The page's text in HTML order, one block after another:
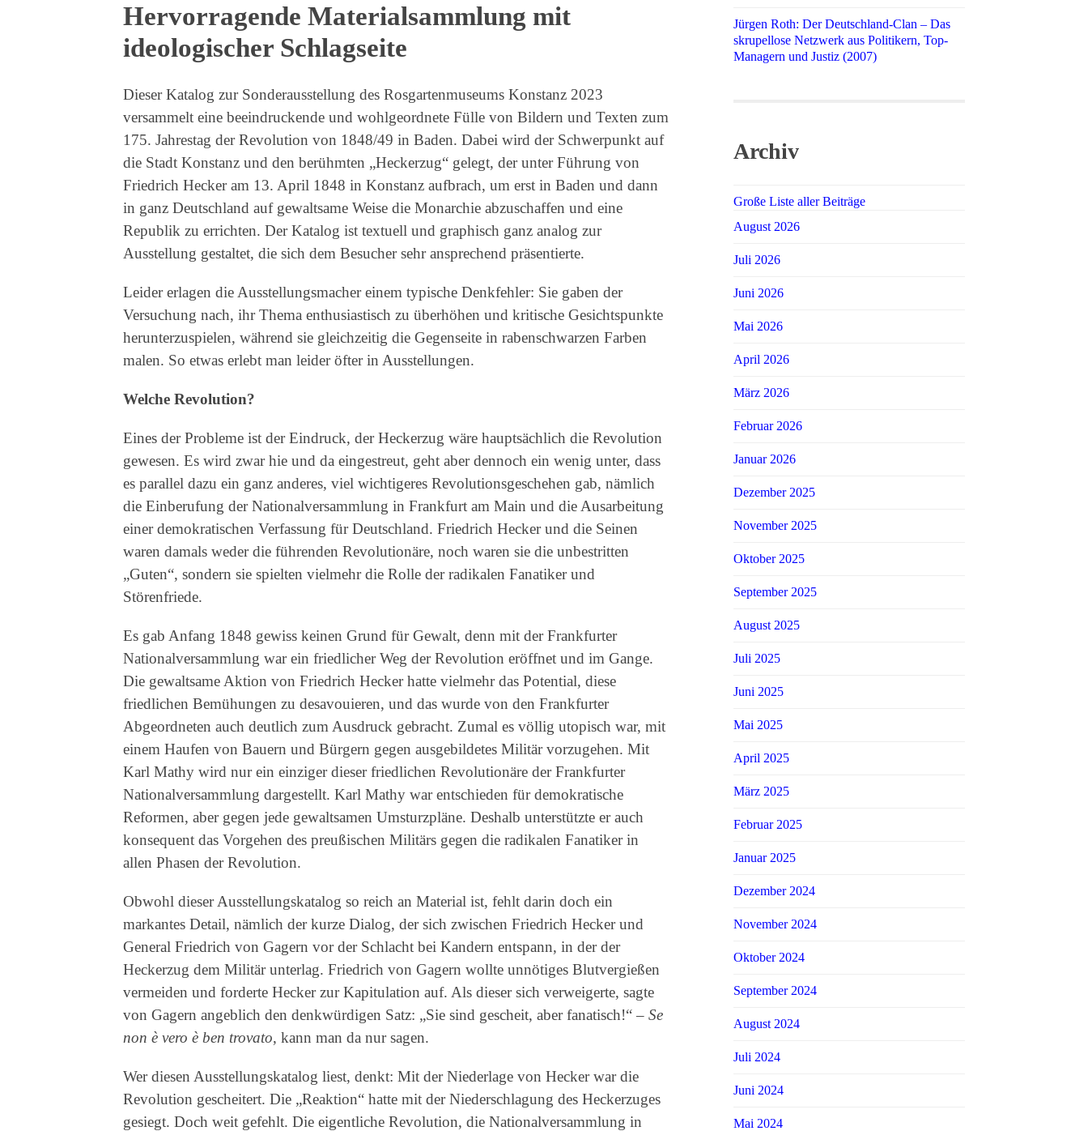
Hervorragende Materialsammlung mit
ideologischer Schlagseite
Dieser Katalog zur Sonderausstellung des Rosgartenmuseums Konstanz 2023
versammelt eine beeindruckende und wohlgeordnete Fülle von Bildern und Texten zum
175. Jahrestag der Revolution von 1848/49 in Baden. Dabei wird der Schwerpunkt auf
die Stadt Konstanz und den berühmten „Heckerzug“ gelegt, der unter Führung von
Friedrich Hecker am 13. April 1848 in Konstanz aufbrach, um erst in Baden und dann
in ganz Deutschland auf gewaltsame Weise die Monarchie abzuschaffen und eine
Republik zu errichten. Der Katalog ist textuell und graphisch ganz analog zur
Ausstellung gestaltet, die sich dem Besucher sehr ansprechend präsentierte.
Leider erlagen die Ausstellungsmacher einem typische Denkfehler: Sie gaben der
Versuchung nach, ihr Thema enthusiastisch zu überhöhen und kritische Gesichtspunkte
herunterzuspielen, während sie gleichzeitig die Gegenseite in rabenschwarzen Farben
malen. So etwas erlebt man leider öfter in Ausstellungen.
Welche Revolution?
Eines der Probleme ist der Eindruck, der Heckerzug wäre hauptsächlich die Revolution
gewesen. Es wird zwar hie und da eingestreut, geht aber dennoch ein wenig unter, dass
es parallel dazu ein ganz anderes, viel wichtigeres Revolutionsgeschehen gab, nämlich
die Einberufung der Nationalversammlung in Frankfurt am Main und die Ausarbeitung
einer demokratischen Verfassung für Deutschland. Friedrich Hecker und die Seinen
waren damals weder die führenden Revolutionäre, noch waren sie die unbestritten
„Guten“, sondern sie spielten vielmehr die Rolle der radikalen Fanatiker und
Störenfriede.
Es gab Anfang 1848 gewiss keinen Grund für Gewalt, denn mit der Frankfurter
Nationalversammlung war ein friedlicher Weg der Revolution eröffnet und im Gange.
Die gewaltsame Aktion von Friedrich Hecker hatte vielmehr das Potential, diese
friedlichen Bemühungen zu desavouieren, und das wurde von den Frankfurter
Abgeordneten auch deutlich zum Ausdruck gebracht. Zumal es völlig utopisch war, mit
einem Haufen von Bauern und Bürgern gegen ausgebildetes Militär vorzugehen. Mit
Karl Mathy wird nur ein einziger dieser friedlichen Revolutionäre der Frankfurter
Nationalversammlung dargestellt. Karl Mathy war entschieden für demokratische
Reformen, aber gegen jede gewaltsamen Umsturzpläne. Deshalb unterstützte er auch
konsequent das Vorgehen des preußischen Militärs gegen die radikalen Fanatiker in
allen Phasen der Revolution.
Obwohl dieser Ausstellungskatalog so reich an Material ist, fehlt darin doch ein
markantes Detail, nämlich der kurze Dialog, der sich zwischen Friedrich Hecker und
General Friedrich von Gagern vor der Schlacht bei Kandern entspann, in der der
Heckerzug dem Militär unterlag. Friedrich von Gagern wollte unnötiges Blutvergießen
vermeiden und forderte Hecker zur Kapitulation auf. Als dieser sich verweigerte, sagte
von Gagern angeblich den denkwürdigen Satz: „Sie sind gescheit, aber fanatisch!“ – Se
non è vero è ben trovato, kann man da nur sagen.
Wer diesen Ausstellungskatalog liest, denkt: Mit der Niederlage von Hecker war die
Revolution gescheitert. Die „Reaktion“ hatte mit der Niederschlagung des Heckerzuges
gesiegt. Doch weit gefehlt. Die eigentliche Revolution, die Nationalversammlung in
Jürgen Roth: Der Deutschland-Clan – Das
skrupellose Netzwerk aus Politikern, Top-
Managern und Justiz (2007)
Archiv
Große Liste aller Beiträge
August 2026
Juli 2026
Juni 2026
Mai 2026
April 2026
März 2026
Februar 2026
Januar 2026
Dezember 2025
November 2025
Oktober 2025
September 2025
August 2025
Juli 2025
Juni 2025
Mai 2025
April 2025
März 2025
Februar 2025
Januar 2025
Dezember 2024
November 2024
Oktober 2024
September 2024
August 2024
Juli 2024
Juni 2024
Mai 2024